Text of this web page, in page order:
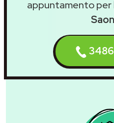
appuntamento per